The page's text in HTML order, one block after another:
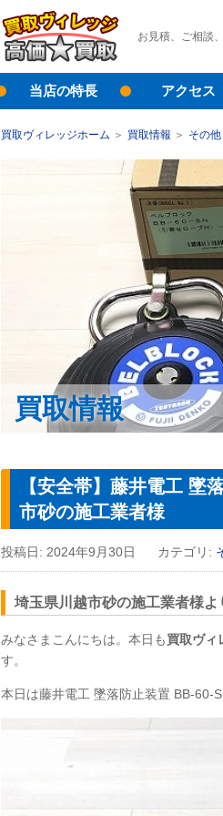
お見積、ご相談
当店の特長 アクセス
買取ヴィレッジホーム 買取情報 その他
買取情報
【安全帯】藤井電工 墜
市砂の施工業者様
投稿日: 2024年9月30日 カテゴリ:
埼玉県川越市砂の施工業者様
みなさまこんにちは。本日も買取ヴィ
す。
本日は藤井電工 墜落防止装置 BB-60-